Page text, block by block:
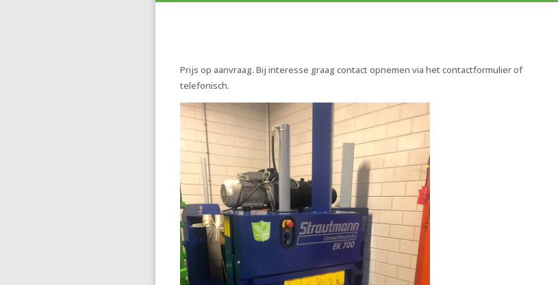
Prijs op aanvraag. Bij interesse graag contact opnemen via het contactformulier of
telefonisch.